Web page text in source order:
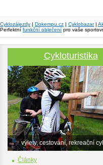
Cyklozájezdy | Dokempu.cz | Cyklobazar|
Perfektní funkční oblečení pro vaše
Cykloturistika
výlety, cestování, rekreační
Články